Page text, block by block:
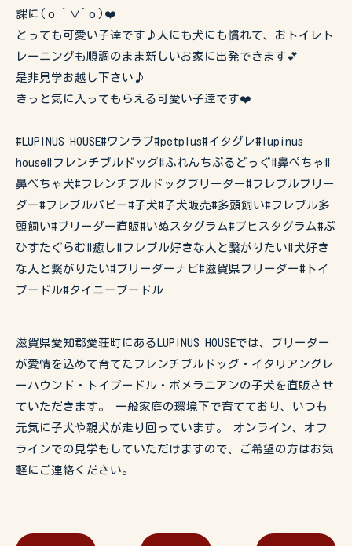
課に(о´∀`о)❤️
とっても可愛い子達です♪人にも犬にも慣れて、おトイレト
レーニングも順調のまま新しいお家に出発できます💕
是非見学お越し下さい♪
きっと気に入ってもらえる可愛い子達です❤️
#LUPINUS HOUSE#ワンラブ#petplus#イタグレ#lupinus
house#フレンチブルドッグ#ふれんちぶるどっぐ#鼻ぺちゃ#
鼻ぺちゃ犬#フレンチブルドッグブリーダー#フレブルブリー
ダー#フレブルパピー#子犬#子犬販売#多頭飼い#フレブル多
頭飼い#ブリーダー直販#いぬスタグラム#ブヒスタグラム#ぶ
ひすたぐらむ#癒し#フレブル好きな人と繋がりたい#犬好き
な人と繋がりたい#ブリーダーナビ#滋賀県ブリーダー#トイ
プードル#タイニープードル
滋賀県愛知郡愛荘町にあるLUPINUS HOUSEでは、ブリーダー
が愛情を込めて育てたフレンチブルドッグ・イタリアングレ
ーハウンド・トイプードル・ポメラニアンの子犬を直販させ
ていただきます。 一般家庭の環境下で育てており、いつも
元気に子犬や親犬が走り回っています。 オンライン、オフ
ラインでの見学もしていただけますので、ご希望の方はお気
軽にご連絡ください。